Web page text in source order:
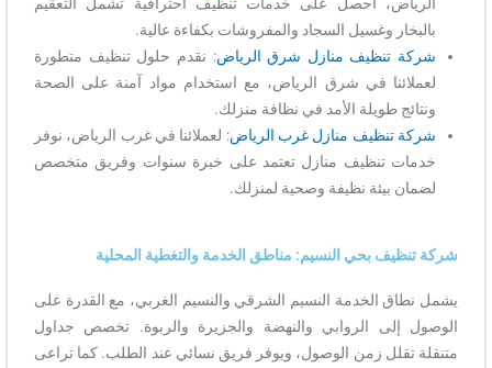
احصل على خدمات تنظيف احترافية تشمل التعقيم
وغسيل السجاد والمفروشات بكفاءة عالية.
منازل شرق الرياض : نقدم حلول تنظيف متطورة
في شرق الرياض، مع استخدام مواد آمنة على الصحة
طويلة الأمد في نظافة منزلك.
منازل غرب الرياض: لعملائنا في غرب الرياض، نوفر
تنظيف منازل تعتمد على خبرة سنوات وفريق متخصص
بيئة نظيفة وصحية لمنزلك.
بحي النسيم: مناطق الخدمة والتغطية المحلية
الخدمة النسيم الشرقي والنسيم الغربي، مع القدرة على
الروابي والنهضة والجزيرة والربوة. تخصص جداول
زمن الوصول، ويوفر فريق نسائي عند الطلب. كما تراعى